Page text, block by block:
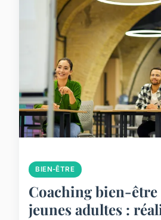
BIEN-ÊTRE
Coaching bien-
jeunes adultes :